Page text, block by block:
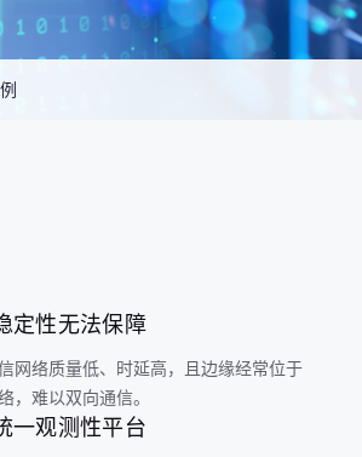
定性无法保障
网络质量低、时延高，且边缘经常位于
，难以双向通信。
一观测性平台